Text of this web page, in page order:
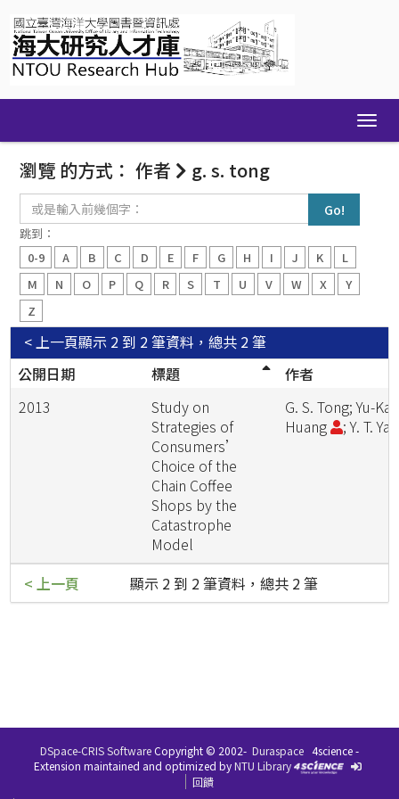
navigation
瀏覽 的方式： 作者 g. s. tong
入
前
幾
個
跳到：
0-9
A B C D E F G H I J K
L
M
N O P Q R S T U V W X
Y
Z
顯示 2 到 2 筆資料，總共 2 筆
< 上一頁
公開日期
標題
作者
2013
Study on
Strategies of
Consumers’
Choice of the
Chain Coffee
Shops by the
Catastrophe
Model
G. S. Tong; Yu-Kai
Huang
; Y. T.
顯示 2 到 2 筆資料，總共 2 筆
< 上一頁
DSpace-CRIS SoftwareCopyright © 2002- Duraspace 4science -
Extension maintained and optimized byNTU Library
回饋